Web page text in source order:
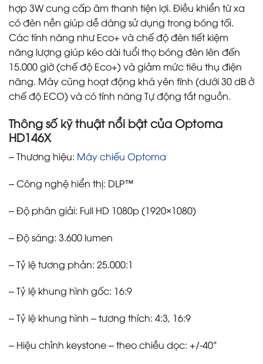
hợp 3W cung cấp âm thanh tiện lợi. Điều khiển từ xa
có đèn nền giúp dễ dàng sử dụng trong bóng tối.
Các tính năng như Eco+ và chế độ đèn tiết kiệm
năng lượng giúp kéo dài tuổi thọ bóng đèn lên đến
15.000 giờ (chế độ Eco+) và giảm mức tiêu thụ điện
năng. Máy cũng hoạt động khá yên tĩnh (dưới 30 dB ở
chế độ ECO) và có tính năng Tự động tắt nguồn.
Thông số kỹ thuật nổi bật của Optoma
HD146X
– Thương hiệu: Máy chiếu Optoma
– Công nghệ hiển thị: DLP™
– Độ phân giải: Full HD 1080p (1920×1080)
– Độ sáng: 3.600 lumen
– Tỷ lệ tương phản: 25.000:1
– Tỷ lệ khung hình gốc: 16:9
– Tỷ lệ khung hình – tương thích: 4:3, 16:9
– Hiệu chỉnh keystone – theo chiều dọc: +/-40°